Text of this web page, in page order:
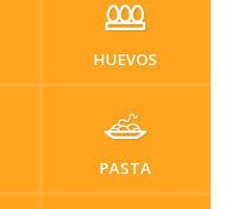
HUEVOS
PASTA